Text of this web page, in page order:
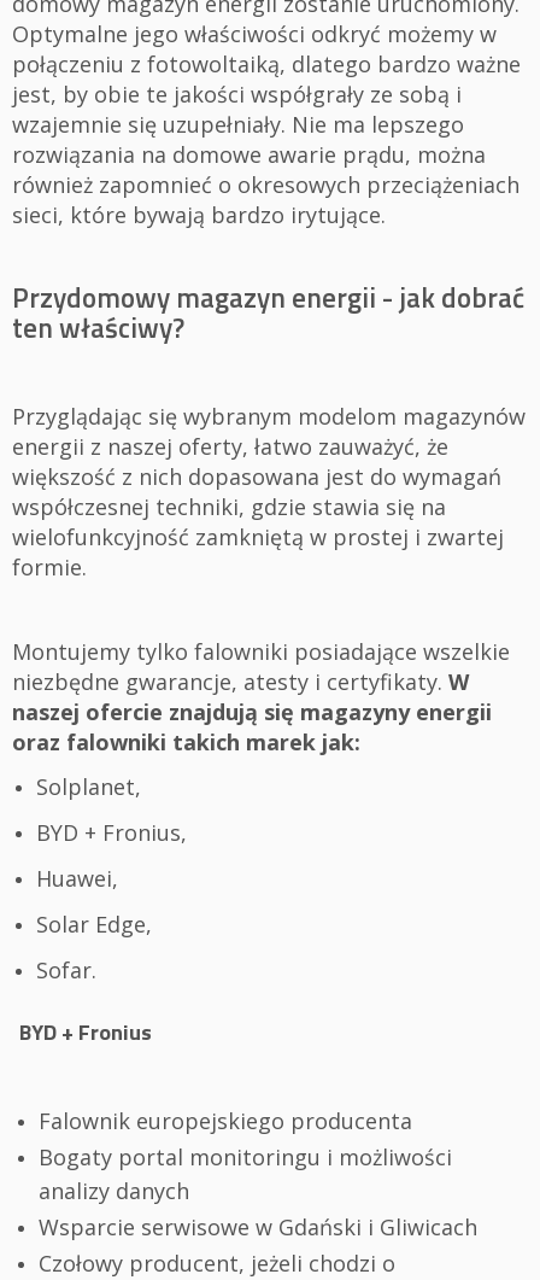
Optymalne jego właściwości odkryć możemy w
połączeniu z fotowoltaiką, dlatego bardzo ważne
jest, by obie te jakości współgrały ze sobą i
wzajemnie się uzupełniały. Nie ma lepszego
rozwiązania na domowe awarie prądu, można
również zapomnieć o okresowych przeciążeniach
sieci, które bywają bardzo irytujące.
Przydomowy magazyn energii - jak dobrać
ten właściwy?
Przyglądając się wybranym modelom magazynów
energii z naszej oferty, łatwo zauważyć, że
większość z nich dopasowana jest do wymagań
współczesnej techniki, gdzie stawia się na
wielofunkcyjność zamkniętą w prostej i zwartej
formie.
Montujemy tylko falowniki posiadające wszelkie
niezbędne gwarancje, atesty i certyfikaty. W
naszej ofercie znajdują się magazyny energii
oraz falowniki takich marek jak:
Solplanet,
BYD + Fronius,
Huawei,
Solar Edge,
Sofar.
BYD + Fronius
Falownik europejskiego producenta
Bogaty portal monitoringu i możliwości
analizy danych
Wsparcie serwisowe w Gdański i Gliwicach
Czołowy producent, jeżeli chodzi o